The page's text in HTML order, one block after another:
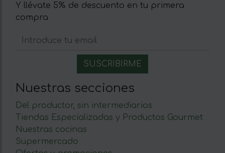
Y llévate 5% de descuento en tu primera
compra
Nuestras secciones
Del productor, sin intermediarios
Tiendas Especializadas y Productos Gourmet
Nuestras cocinas
Supermercado